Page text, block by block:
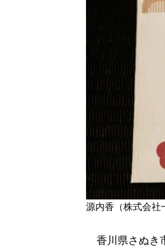
源内香（株式会社
香川県さぬき